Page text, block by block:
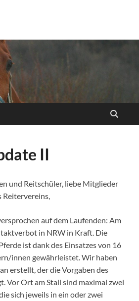
Iserlohn
II
und Reitschüler, liebe Mitglieder
Reitervereins,
auf dem Laufenden: Am
in NRW in Kraft. Die
ist dank des Einsatzes von 16
innen gewährleistet. Wir haben
erstellt, der die Vorgaben des
Vor Ort am Stall sind maximal zwei
sich jeweils in ein oder zwei